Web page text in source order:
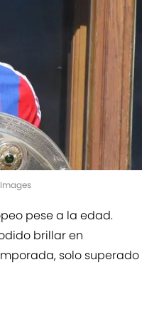
pese a la edad.
brillar en
solo superado